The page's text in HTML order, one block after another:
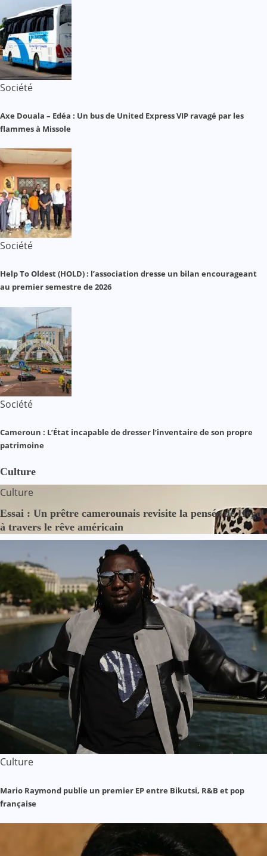
Société
Axe Douala – Edéa : Un bus de United Express VIP ravagé par les
flammes à Missole
Société
Help To Oldest (HOLD) : l’association dresse un bilan encourageant
au premier semestre de 2026
Société
Cameroun : L’État incapable de dresser l’inventaire de son propre
patrimoine
Culture
Culture
Essai : Un prêtre camerounais revisite la pensée de Hegel
à travers le rêve américain
Culture
Mario Raymond publie un premier EP entre Bikutsi, R&B et pop
française